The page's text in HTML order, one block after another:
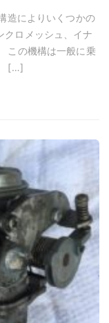
造によりいくつかの
クロメッシュ、イナ
この機構は一般に乗
[…]